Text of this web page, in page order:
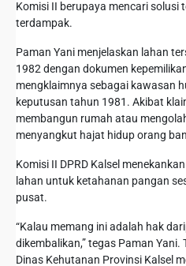
Komisi II berupaya mencari solusi
terdampak.
Paman Yani menjelaskan lahan
1982 dengan dokumen
mengklaimnya sebagai kawasan
keputusan tahun 1981. Akibat
membangun rumah atau
menyangkut hajat hidup orang
Komisi II DPRD Kalsel
lahan untuk ketahanan pangan
pusat.
“Kalau memang ini adalah hak
dikembalikan,” tegas Paman
Dinas Kehutanan Provinsi Kalsel